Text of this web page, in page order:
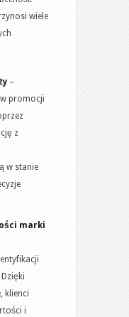
wiele
–
promocji
z
w stanie
marki
klienci
i